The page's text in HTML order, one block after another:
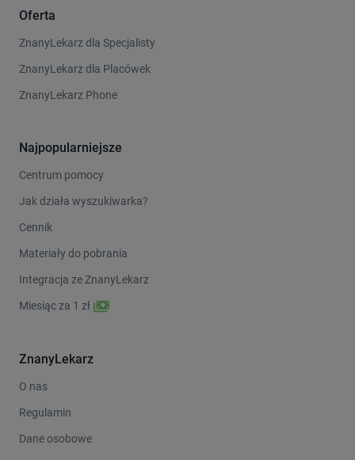
Oferta
ZnanyLekarz dla Specjalisty
ZnanyLekarz dla Placówek
ZnanyLekarz Phone
Najpopularniejsze
Centrum pomocy
Jak działa wyszukiwarka?
Cennik
Materiały do pobrania
Integracja ze ZnanyLekarz
Miesiąc za 1 zł
ZnanyLekarz
O nas
Regulamin
Dane osobowe